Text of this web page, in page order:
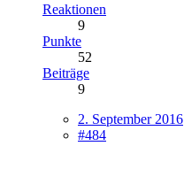
Reaktionen
9
Punkte
52
Beiträge
9
2. September 2016
#484